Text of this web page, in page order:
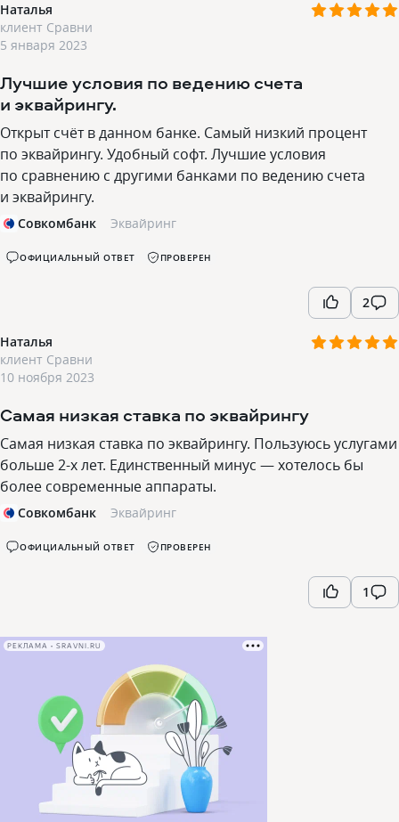
Наталья
клиент Сравни
5 января 2023
Лучшие условия по ведению счета
и эквайрингу.
Открыт счёт в данном банке. Самый низкий процент
по эквайрингу. Удобный софт. Лучшие условия
по сравнению с другими банками по ведению счета
и эквайрингу.
Совкомбанк Эквайринг
ОФИЦИАЛЬНЫЙ ОТВЕТ ПРОВЕРЕН
2
Наталья
клиент Сравни
10 ноября 2023
Самая низкая ставка по эквайрингу
Самая низкая ставка по эквайрингу. Пользуюсь услугами
больше 2-х лет. Единственный минус — хотелось бы
более современные аппараты.
Совкомбанк Эквайринг
ОФИЦИАЛЬНЫЙ ОТВЕТ ПРОВЕРЕН
1
РЕКЛАМА • SRAVNI.RU